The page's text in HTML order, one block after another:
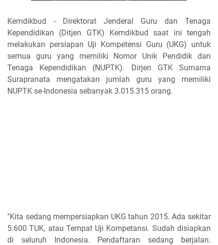
Kemdikbud - Direktorat Jenderal Guru dan Tenaga
Kependidikan (Ditjen GTK) Kemdikbud saat ini tengah
melakukan persiapan Uji Kompetensi Guru (UKG) untuk
semua guru yang memiliki Nomor Unik Pendidik dan
Tenaga Kependidikan (NUPTK). Dirjen GTK Sumarna
Surapranata mengatakan jumlah guru yang memiliki
NUPTK se-Indonesia sebanyak 3.015.315 orang.
"Kita sedang mempersiapkan UKG tahun 2015. Ada sekitar
5.600 TUK, atau Tempat Uji Kompetansi. Sudah disiapkan
di seluruh Indonesia. Pendaftaran sedang berjalan.